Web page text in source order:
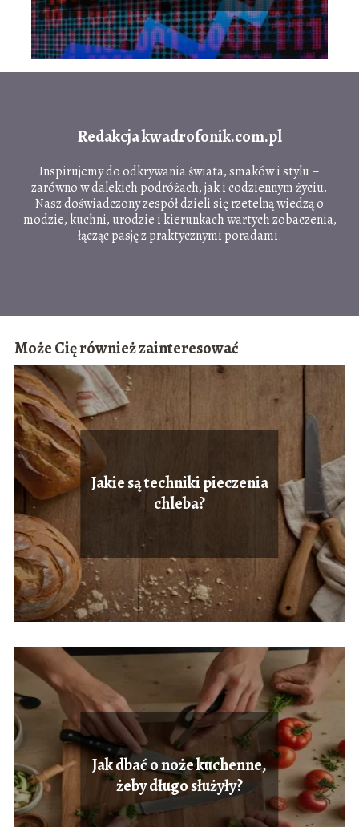
Redakcja kwadrofonik.com.pl
Inspirujemy do odkrywania świata, smaków i stylu –
zarówno w dalekich podróżach, jak i codziennym życiu.
Nasz doświadczony zespół dzieli się rzetelną wiedzą o
modzie, kuchni, urodzie i kierunkach wartych zobaczenia,
łącząc pasję z praktycznymi poradami.
Może Cię również zainteresować
Jakie są techniki pieczenia
chleba?
Jak dbać o noże kuchenne,
żeby długo służyły?